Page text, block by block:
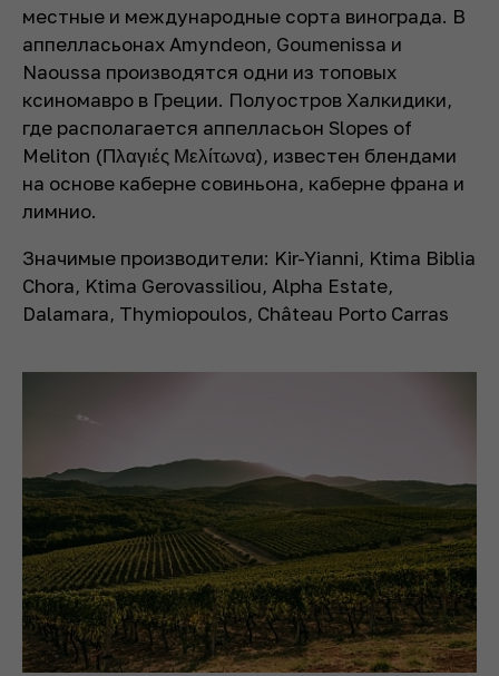
местные и международные сорта винограда. В
аппелласьонах Amyndeon, Goumenissa и
Naoussa производятся одни из топовых
ксиномавро в Греции. Полуостров Халкидики,
где располагается аппелласьон Slopes of
Meliton (Πλαγιές Μελίτωνα), известен блендами
на основе каберне совиньона, каберне франа и
лимнио.
Значимые производители: Kir-Yianni, Ktima Biblia
Chora, Ktima Gerovassiliou, Alpha Estate,
Dalamara, Thymiopoulos, Château Porto Carras